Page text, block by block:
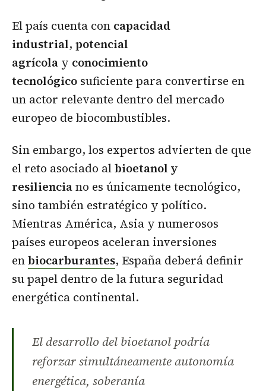
El país cuenta con capacidad
industrial, potencial
agrícola y conocimiento
tecnológico suficiente para convertirse en
un actor relevante dentro del mercado
europeo de biocombustibles.
Sin embargo, los expertos advierten de que
el reto asociado albioetanol y
resilienciano es únicamente tecnológico,
sino también estratégico y político.
Mientras América, Asia y numerosos
países europeos aceleran inversiones
enbiocarburantes, España deberá definir
su papel dentro de la futura seguridad
energética continental.
El desarrollo del bioetanol podría
reforzar simultáneamente autonomía
energética, soberanía